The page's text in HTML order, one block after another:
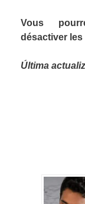
Vous
désactiver
Última